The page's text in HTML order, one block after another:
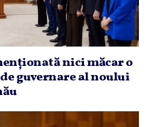
nici măcar o
guvernare al noului